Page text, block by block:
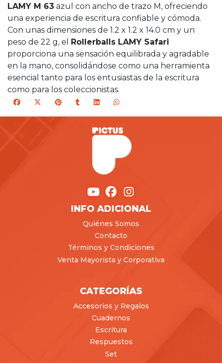
LAMY M 63 azul con ancho de trazo M, ofreciendo
una experiencia de escritura confiable y cómoda.
Con unas dimensiones de 1.2 x 1.2 x 14.0 cm y un
peso de 22 g, el
Rollerballs LAMY Safari
proporciona una sensación equilibrada y agradable
en la mano, consolidándose como una herramienta
esencial tanto para los entusiastas de la escritura
como para los coleccionistas.
INFO ADICIONAL
Quiénes Somos
Contacto
Términos y Condiciones
Venta Mayorista y Corporativa
CATEGORÍAS
Accesorios y Regalos
Cuadernos
Escritura
Respuestos
Set